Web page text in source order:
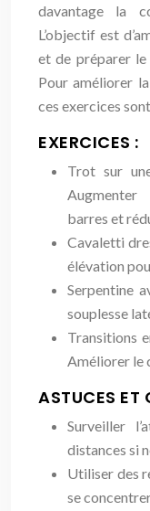
davantage la
L’objectif est
et de préparer le
Pour améliorer
ces exercices
EXERCICES :
Trot sur
barres et
Cavaletti
élévation
Serpentine
souplesse
Transitions
Améliorer le
ASTUCES ET
Surveiller
distances si
Utiliser des
se